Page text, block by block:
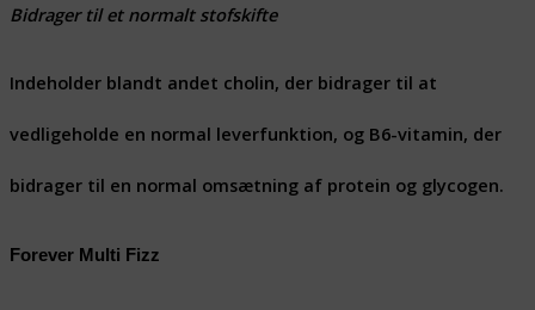
Bidrager til et normalt stofskifte
Indeholder blandt andet cholin, der bidrager til at
vedligeholde en normal leverfunktion, og B6-vitamin, der
bidrager til en normal omsætning af protein og glycogen.
Forever Multi Fizz